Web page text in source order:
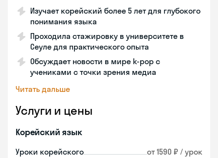
Изучает корейский более 5 лет для глубокого
понимания языка
Проходила стажировку в университете в
Сеуле для практического опыта
Обсуждает новости в мире k-pop с
учениками с точки зрения медиа
Читать дальше
Услуги и цены
Корейский язык
Уроки корейского от 1590 ₽ / урок